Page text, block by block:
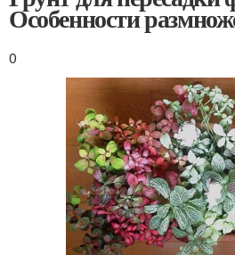
Особенности
0